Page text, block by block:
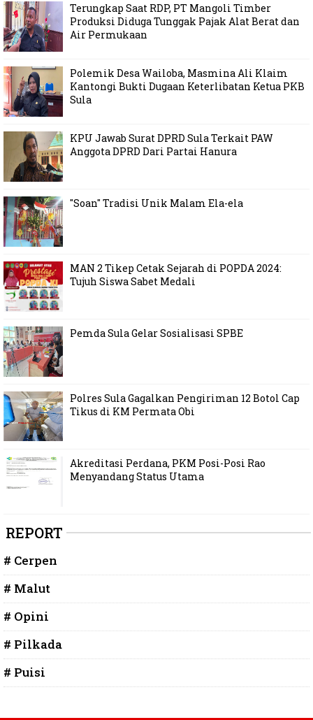
Terungkap Saat RDP, PT Mangoli Timber
Produksi Diduga Tunggak Pajak Alat Berat dan
Air Permukaan
Polemik Desa Wailoba, Masmina Ali Klaim
Kantongi Bukti Dugaan Keterlibatan Ketua PKB
Sula
KPU Jawab Surat DPRD Sula Terkait PAW
Anggota DPRD Dari Partai Hanura
"Soan" Tradisi Unik Malam Ela-ela
MAN 2 Tikep Cetak Sejarah di POPDA 2024:
Tujuh Siswa Sabet Medali
Pemda Sula Gelar Sosialisasi SPBE
Polres Sula Gagalkan Pengiriman 12 Botol Cap
Tikus di KM Permata Obi
Akreditasi Perdana, PKM Posi-Posi Rao
Menyandang Status Utama
REPORT
# Cerpen
# Malut
# Opini
# Pilkada
# Puisi